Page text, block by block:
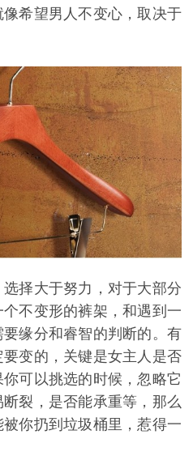
像希望男人不变心，取决于
择大于努力，对于大部分
个不变形的裤架，和遇到一
缘分和睿智的判断的。有
变的，关键是女主人是否
可以挑选的时候，忽略它
裂，是否能承重等，那么
你扔到垃圾桶里，惹得一